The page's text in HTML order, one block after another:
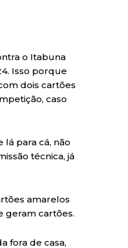
o Itabuna
Isso porque
dois cartões
caso
lá para cá, não
técnica, já
amarelos
geram cartões.
fora de casa,